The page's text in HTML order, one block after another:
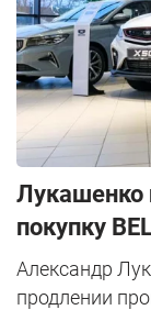
Лукашенко
покупку
Александр
продлении